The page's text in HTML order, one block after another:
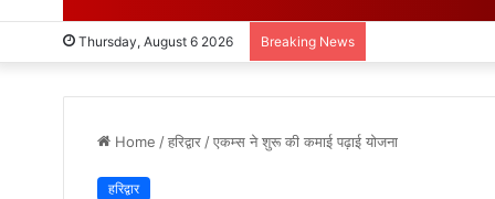
Thursday, August 6 2026 Breaking News
Home /हरिद्वार/एकम्स ने शुरू की कमाई पढ़ाई योजना
हरिद्वार